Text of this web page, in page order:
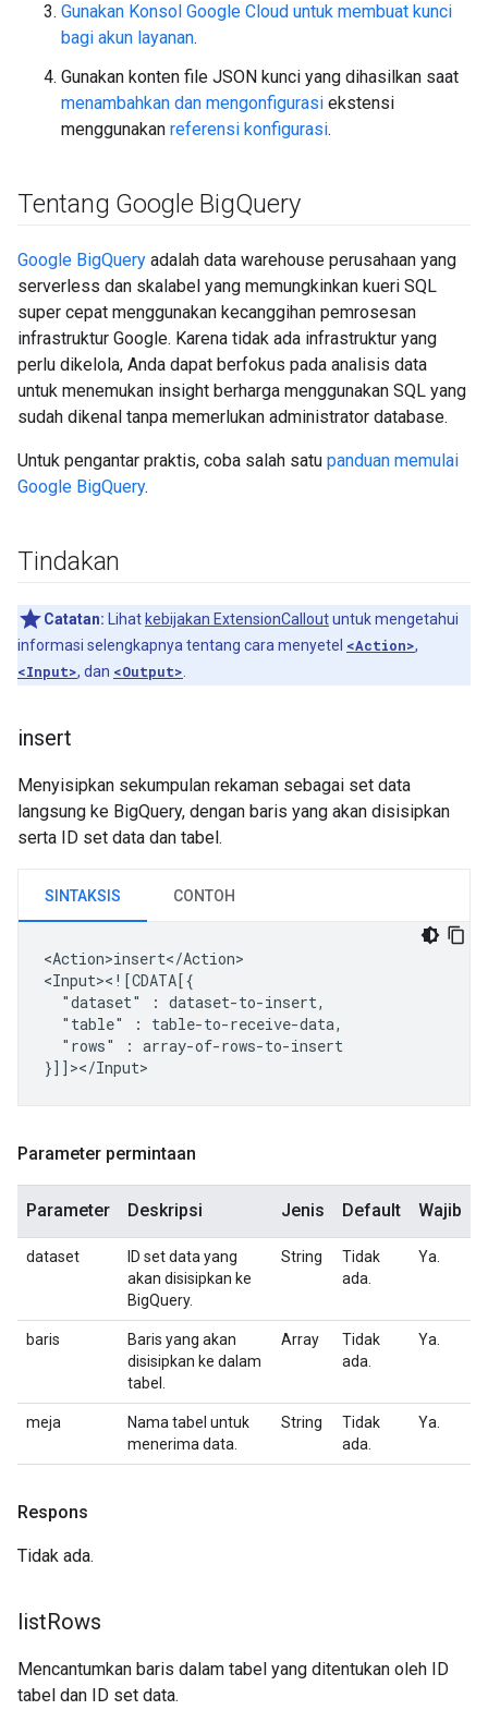
Gunakan Konsol Google Cloud untuk membuat kunci
bagi akun layanan.
Gunakan konten file JSON kunci yang dihasilkan saat
menambahkan dan mengonfigurasi ekstensi
menggunakan referensi konfigurasi.
Tentang Google BigQuery
Google BigQuery adalah data warehouse perusahaan yang
serverless dan skalabel yang memungkinkan kueri SQL
super cepat menggunakan kecanggihan pemrosesan
infrastruktur Google. Karena tidak ada infrastruktur yang
perlu dikelola, Anda dapat berfokus pada analisis data
untuk menemukan insight berharga menggunakan SQL yang
sudah dikenal tanpa memerlukan administrator database.
Untuk pengantar praktis, coba salah satu panduan memulai
Google BigQuery.
Tindakan
Catatan: Lihat kebijakan ExtensionCalloutuntuk mengetahui
informasi selengkapnya tentang cara menyetel <Action>,
<Input>, dan <Output>
insert
Menyisipkan sekumpulan rekaman sebagai set data
langsung ke BigQuery, dengan baris yang akan disisipkan
serta ID set data dan tabel.
SINTAKSIS CONTOH
<Action>insert</Action>
"dataset"
:
"table"
:
"rows"
: array-of-rows-to-insert
Parameter permintaan
Parameter Deskripsi Jenis Default Wajib
dataset
ID set data yang
akan disisipkan ke
BigQuery.
String
Tidak
ada.
Ya.
baris
Baris yang akan
disisipkan ke dalam
tabel.
Array
Tidak
ada.
Ya.
meja
Nama tabel untuk
menerima data.
String
Tidak
ada.
Ya.
Respons
Tidak ada.
listRows
Mencantumkan baris dalam tabel yang ditentukan oleh ID
tabel dan ID set data.